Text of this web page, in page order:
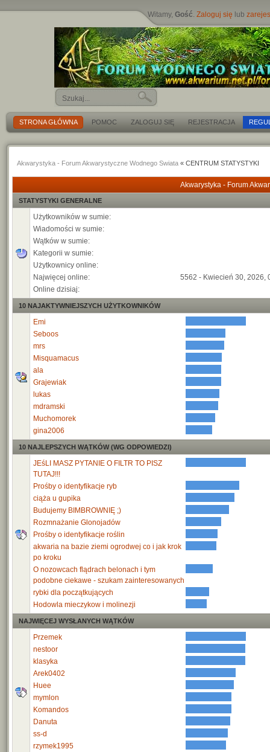
Witamy,Gość.Zaloguj się lub
STRONA GŁÓWNA POMOC ZALOGUJ SIĘ REJESTRACJA
Akwarystyka - Forum Akwarystyczne Wodnego Swiata « CENTRUM STATYSTYKI
Akwarystyka - Forum
STATYSTYKI GENERALNE
Użytkowników w sumie:
Wiadomości w sumie:
Wątków w sumie:
Kategorii w sumie:
Użytkownicy online:
Najwięcej online:
5562 - Kwiecień 30, 2026,
Online dzisiaj:
10 NAJAKTYWNIEJSZYCH UŻYTKOWNIKÓW
Emi
Seboos
mrs
Misquamacus
ala
Grajewiak
lukas
mdramski
Muchomorek
gina2006
10 NAJLEPSZYCH WĄTKÓW (WG ODPOWIEDZI)
JEśLI MASZ PYTANIE O FILTR TO PISZ
TUTAJ!!!
Prośby o identyfikacje ryb
ciąża u gupika
Budujemy BIMBROWNIĘ ;)
Rozmnażanie Glonojadów
Prośby o identyfikacje roślin
akwaria na bazie ziemi ogrodwej co i jak krok
po kroku
O nozowcach flądrach belonach i tym
podobne ciekawe - szukam zainteresowanych
rybki dla początkujących
Hodowla mieczykow i molinezji
NAJWIĘCEJ WYSŁANYCH WĄTKÓW
Przemek
nestoor
klasyka
Arek0402
Huee
mymlon
Komandos
Danuta
ss-d
rzymek1995